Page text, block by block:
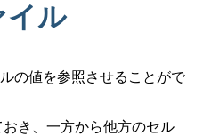
イル
の値を参照させることがで
き、一方から他方のセル